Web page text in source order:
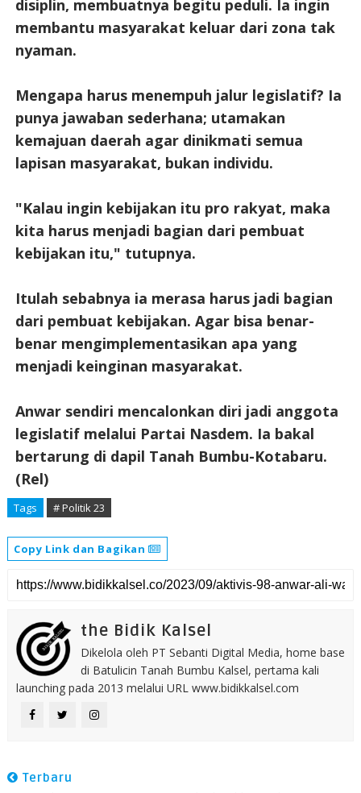
disiplin, membuatnya begitu peduli. Ia ingin
membantu masyarakat keluar dari zona tak
nyaman.
Mengapa harus menempuh jalur legislatif? Ia
punya jawaban sederhana; utamakan
kemajuan daerah agar dinikmati semua
lapisan masyarakat, bukan individu.
"Kalau ingin kebijakan itu pro rakyat, maka
kita harus menjadi bagian dari pembuat
kebijakan itu," tutupnya.
Itulah sebabnya ia merasa harus jadi bagian
dari pembuat kebijakan. Agar bisa benar-
benar mengimplementasikan apa yang
menjadi keinginan masyarakat.
Anwar sendiri mencalonkan diri jadi anggota
legislatif melalui Partai Nasdem. Ia bakal
bertarung di dapil Tanah Bumbu-Kotabaru.
(Rel)
Tags # Politik 23
Copy Link dan Bagikan
the Bidik Kalsel
Dikelola oleh PT Sebanti Digital Media, home base
di Batulicin Tanah Bumbu Kalsel, pertama kali
launching pada 2013 melalui URL www.bidikkalsel.com
Terbaru